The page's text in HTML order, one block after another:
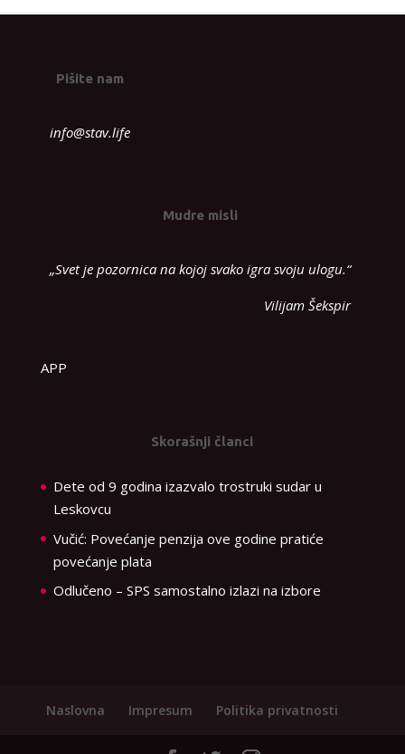
Pišite nam
info@stav.life
Mudre misli
„Svet je pozornica na kojoj svako igra svoju ulogu.“
Vilijam Šekspir
APP
Skorašnji članci
Dete od 9 godina izazvalo trostruki sudar u
Leskovcu
Vučić: Povećanje penzija ove godine pratiće
povećanje plata
Odlučeno – SPS samostalno izlazi na izbore
Naslovna Impresum Politika privatnosti